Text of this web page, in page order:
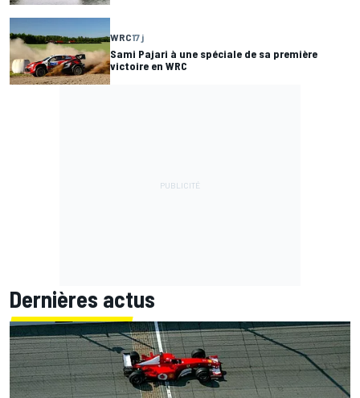
WRC17 j
Sami Pajari à une spéciale de sa première
victoire en WRC
Dernières actus